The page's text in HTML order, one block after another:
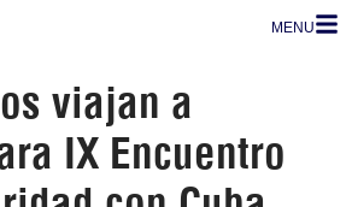
MENU
viajan a
IX Encuentro